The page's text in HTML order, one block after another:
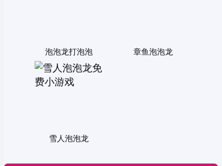
泡泡龙打泡泡 章鱼泡泡龙
雪人泡泡龙